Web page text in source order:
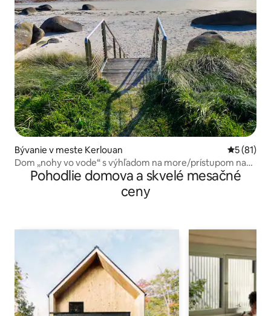
Bývanie v meste Kerlouan
5 (81)
Dom „nohy vo vode“ s výhľadom na more/prístupom na
plážPohodlie domova a skvelé mesačné
ceny